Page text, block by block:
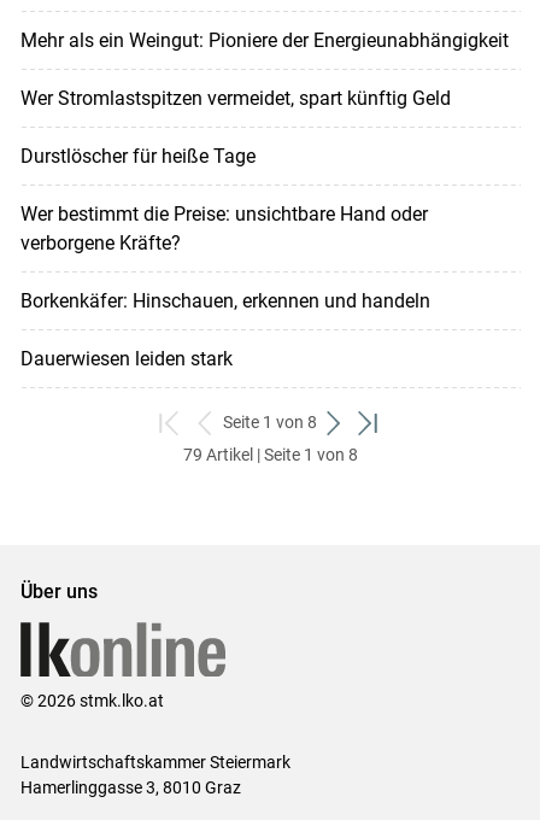
Mehr als ein Weingut: Pioniere der Energieunabhängigkeit
Wer Stromlastspitzen vermeidet, spart künftig Geld
Durstlöscher für heiße Tage
Wer bestimmt die Preise: unsichtbare Hand oder
verborgene Kräfte?
Borkenkäfer: Hinschauen, erkennen und handeln
Dauerwiesen leiden stark
zum
ersten
zurück
zum
Seite 1 von 8
weiter
zum
zum
79 Artikel | Seite 1 von 8
Über uns
© 2026 stmk.lko.at
Landwirtschaftskammer Steiermark
Hamerlinggasse 3, 8010 Graz